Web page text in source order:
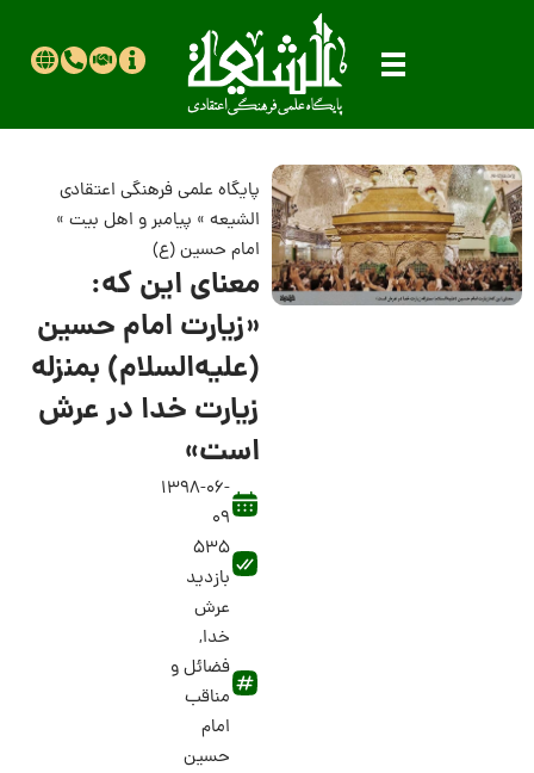
پایگاه علمی فرهنگی اعتقادی
الشیعه» پیامبر و اهل بیت»
امام حسین (ع)
معنای این که:
«زیارت امام حسین
(علیه‌السلام) بمنزله
زیارت خدا در عرش
است»
1398-06-
09
535
بازدید
عرش
خدا,
فضائل و
مناقب
امام
حسین